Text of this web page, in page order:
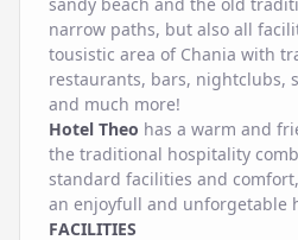
narrow paths, but also all
tousistic area of Chania with
restaurants, bars, nightclubs,
and much more!
Hotel Theo has a warm and
the traditional hospitality
standard facilities and
an enjoyfull and unforgetable
FACILITIES